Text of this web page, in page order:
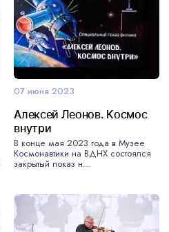
07 июня 2023
Алексей Леонов. Космос
внутри
В конце мая 2023 года в Музее
Космонавтики на ВДНХ состоялся
закрытый показ н...